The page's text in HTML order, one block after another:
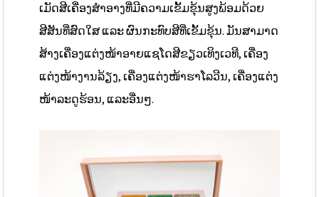
ເມັດສີເຄື່ອງສຳອາງທີ່ມີຄວາມເຂັ້ມຂຸ້ນສູງພ້ອມດ້ວຍ
ສີສັນທີ່ສົດໃສ ແລະ ຜົນກະທົບສີທີ່ເຂັ້ມຂຸ້ນ. ມັນສາມາດ
ສ້າງເຄື່ອງແຕ່ງໜ້າອາຍແຊໂດສີຂຽວເທິງເວທີ, ເຄື່ອງ
ແຕ່ງໜ້າງານລ້ຽງ, ເຄື່ອງແຕ່ງໜ້າຮາໂລວີນ, ເຄື່ອງແຕ່ງ
ໜ້າລະດູຮ້ອນ, ແລະອື່ນໆ.